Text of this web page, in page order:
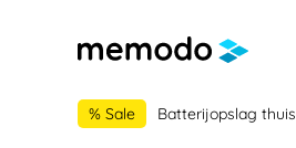
% Sale Batterijopslag thuis